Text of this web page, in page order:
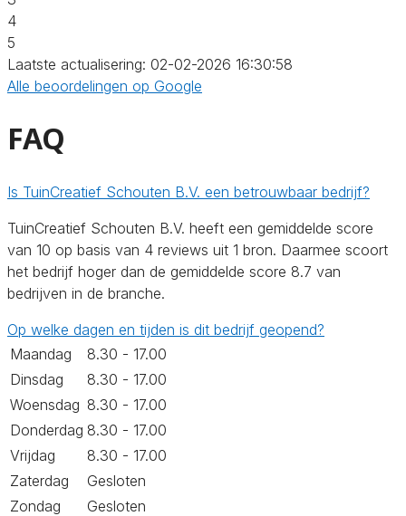
4
5
Laatste actualisering: 02-02-2026 16:30:58
Alle beoordelingen op Google
FAQ
Is TuinCreatief Schouten B.V. een betrouwbaar bedrijf?
TuinCreatief Schouten B.V. heeft een gemiddelde score
van 10 op basis van 4 reviews uit 1 bron. Daarmee scoort
het bedrijf hoger dan de gemiddelde score 8.7 van
bedrijven in de branche.
Op welke dagen en tijden is dit bedrijf geopend?
Maandag
8.30 - 17.00
Dinsdag
8.30 - 17.00
Woensdag 8.30 - 17.00
Donderdag 8.30 - 17.00
Vrijdag
8.30 - 17.00
Zaterdag
Gesloten
Zondag
Gesloten